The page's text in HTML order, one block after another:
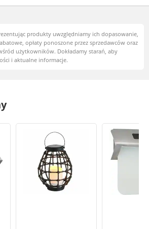
produkty uwzględniamy ich dopasowanie,
opłaty ponoszone przez sprzedawców oraz
użytkowników. Dokładamy starań, aby
i aktualne informacje.